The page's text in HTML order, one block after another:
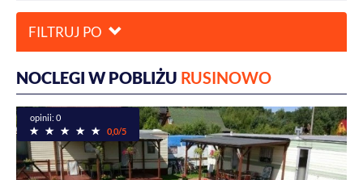
FILTRUJ PO
NOCLEGI W POBLIŻU RUSINOWO
opinii: 0
0,0/5